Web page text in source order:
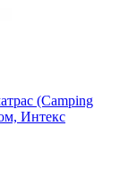
(Camping
Интекс